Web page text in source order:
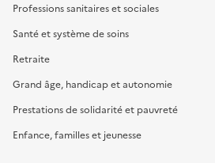
Professions sanitaires et sociales
Santé et système de soins
Retraite
Grand âge, handicap et autonomie
Prestations de solidarité et pauvreté
Enfance, familles et jeunesse